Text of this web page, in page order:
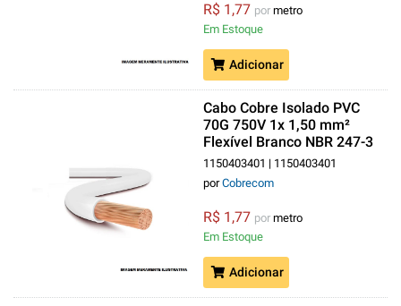
R$ 1,77 por metro
Em Estoque
Adicionar
Cabo Cobre Isolado PVC
70G 750V 1x 1,50 mm²
Flexível Branco NBR 247-3
Classe 5
1150403401 | 1150403401
porCobrecom
R$ 1,77 por metro
Em Estoque
Adicionar